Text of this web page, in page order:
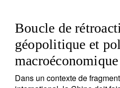
Boucle de
géopolitique et
macroéconomique
Dans un contexte de